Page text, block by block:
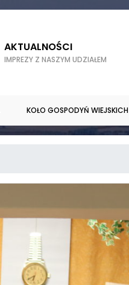
AKTUALNOŚCI
IMPREZY Z NASZYM UDZIAŁEM
KOŁO GOSPODYŃ WIEJSKICH